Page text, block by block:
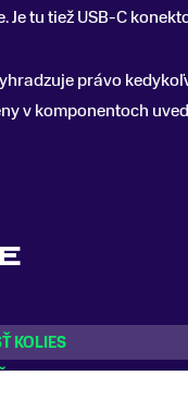
Je tu tiež USB-C
právo
v komponentoch
KOLIES